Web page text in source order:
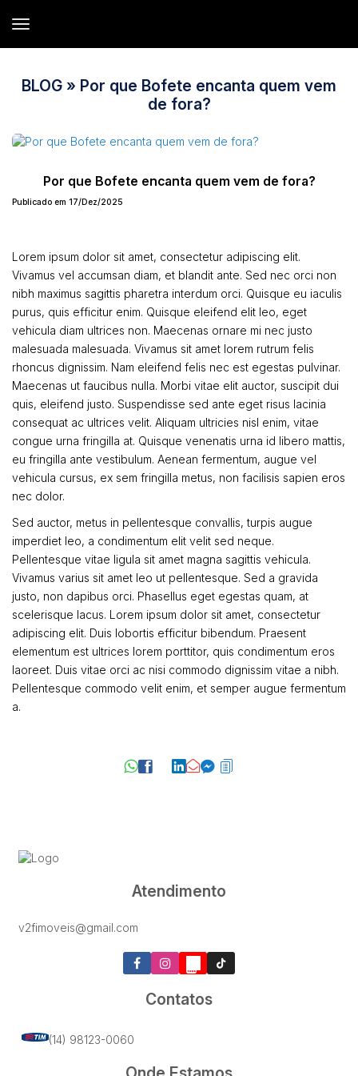
BLOG » Por que Bofete encanta quem vem
de fora?
Por que Bofete encanta quem vem de fora?
Publicado em 17/Dez/2025
Lorem ipsum dolor sit amet, consectetur adipiscing elit.
Vivamus vel accumsan diam, et blandit ante. Sed nec orci non
nibh maximus sagittis pharetra interdum orci. Quisque eu iaculis
purus, quis efficitur enim. Quisque eleifend elit leo, eget
vehicula diam ultrices non. Maecenas ornare mi nec justo
malesuada malesuada. Vivamus sit amet lorem rutrum felis
rhoncus dignissim. Nam eleifend felis nec est egestas pulvinar.
Maecenas ut faucibus nulla. Morbi vitae elit auctor, suscipit dui
quis, eleifend justo. Suspendisse sed ante eget risus lacinia
consequat ac ultrices velit. Aliquam ultricies nisl enim, vitae
congue urna fringilla at. Quisque venenatis urna id libero mattis,
eu fringilla ante vestibulum. Aenean fermentum, augue vel
vehicula cursus, ex sem fringilla metus, non facilisis sapien eros
nec dolor.
Sed auctor, metus in pellentesque convallis, turpis augue
imperdiet leo, a condimentum elit velit sed neque.
Pellentesque vitae ligula sit amet magna sagittis vehicula.
Vivamus varius sit amet leo ut pellentesque. Sed a gravida
justo, non dapibus orci. Phasellus eget egestas quam, at
scelerisque lacus. Lorem ipsum dolor sit amet, consectetur
adipiscing elit. Duis lobortis efficitur bibendum. Praesent
elementum est ultrices lorem porttitor, quis condimentum eros
laoreet. Duis vitae orci ac nisi commodo dignissim vitae a nibh.
Pellentesque commodo velit enim, et semper augue fermentum
a.
Atendimento
v2fimoveis@gmail.com
Contatos
(14) 98123-0060